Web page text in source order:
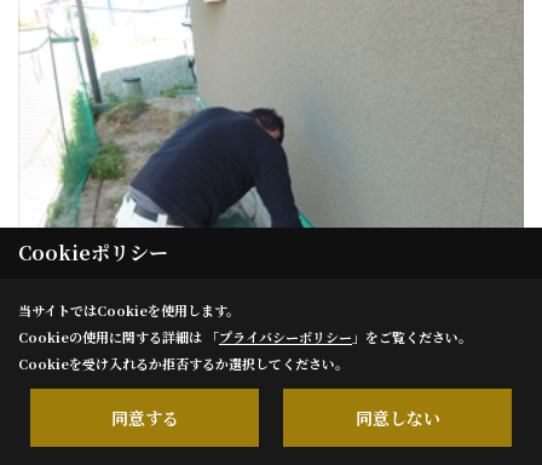
Cookieポリシー
当サイトではCookieを使用します。
Cookieの使用に関する詳細は 「プライバシーポリシー 」をご覧ください。
Cookieを受け入れるか拒否するか選択してください。
同意する 同意しない